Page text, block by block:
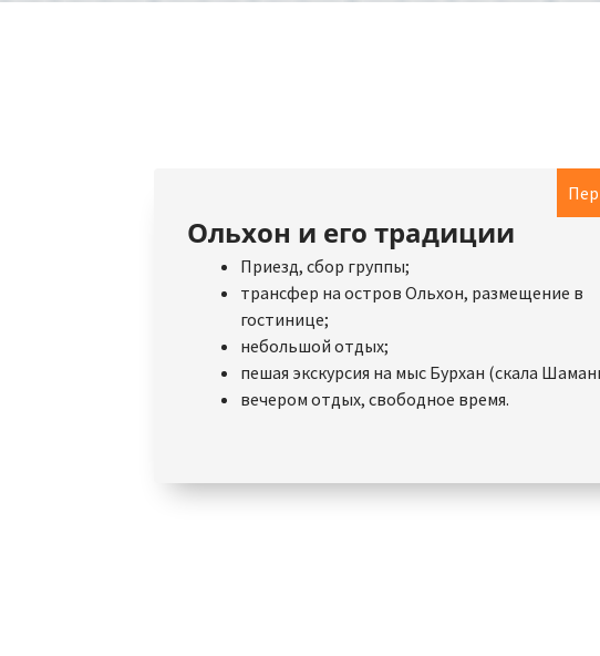
Ольхон и его традиции
Приезд, сбор группы;
трансфер на остров Ольхон, размещение в
гостинице;
небольшой отдых;
пешая экскурсия на мыс Бурхан (скала
вечером отдых, свободное время.